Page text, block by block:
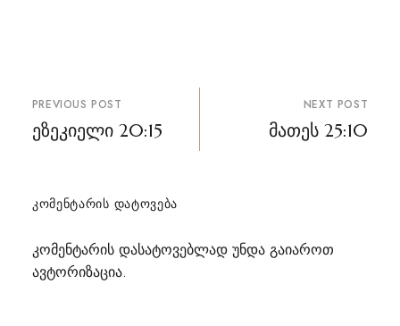
პოსტის
ნავიგაცია
PREVIOUS POST
ეზეკიელი 20:15
NEXT POST
მათეს 25:10
ᲙᲝᲛᲔᲜᲢᲐᲠᲘᲡ ᲓᲐᲢᲝᲕᲔᲑᲐ
კომენტარის დასატოვებლად უნდა გაიაროთ
ავტორიზაცია.